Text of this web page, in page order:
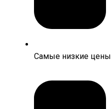
Самые низкие цены